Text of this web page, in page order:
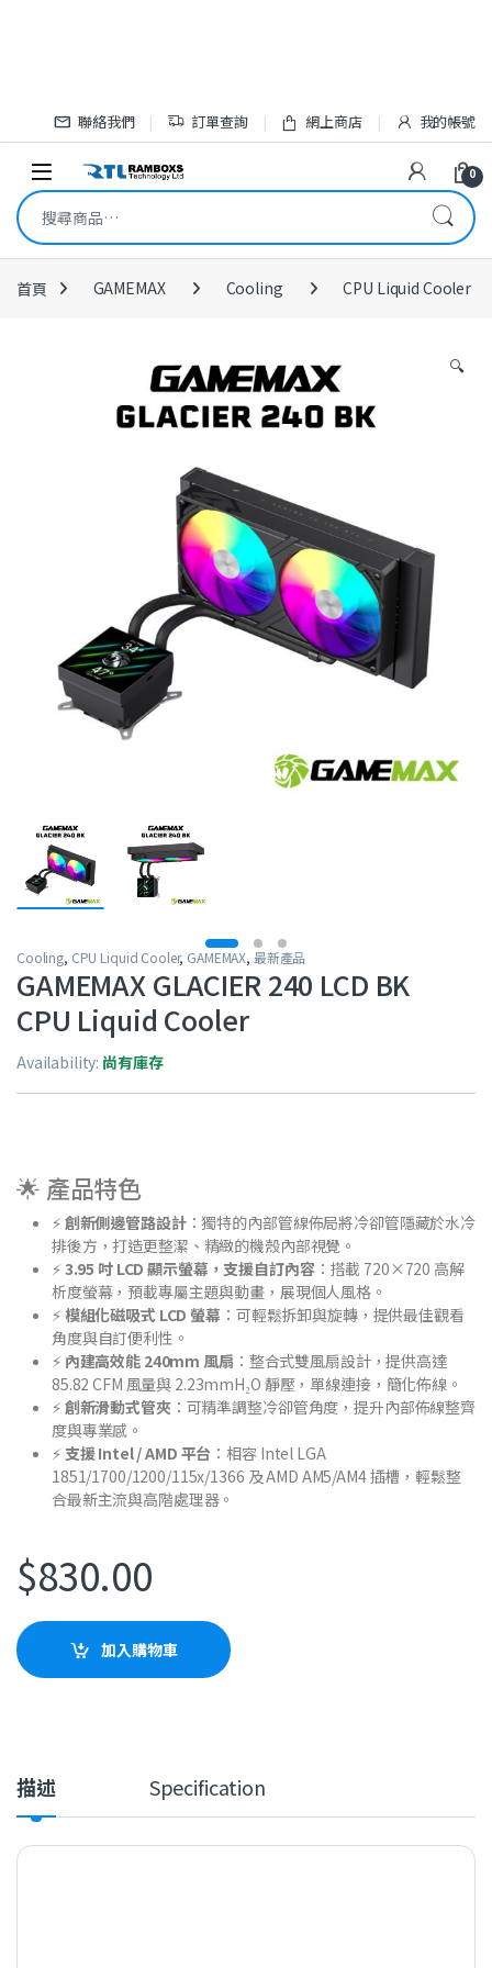
Skip to navigation
Skip to content
聯絡我們 訂單查詢 網上商店 我的帳號
Open 0
搜尋關鍵字:
首頁 GAMEMAX Cooling CPU Liquid Cooler
🔍
Cooling, CPU Liquid Cooler, GAMEMAX, 最新產品
GAMEMAX GLACIER 240 LCD BK
CPU Liquid Cooler
Availability: 尚有庫存
🌟 產品特色
⚡ 創新側邊管路設計：獨特的內部管線佈局將冷卻管隱藏於水冷
排後方，打造更整潔、精緻的機殼內部視覺。
⚡ 3.95 吋 LCD 顯示螢幕，支援自訂內容 ：搭載 720×720 高解
析度螢幕，預載專屬主題與動畫，展現個人風格。
⚡ 模組化磁吸式 LCD 螢幕 ：可輕鬆拆卸與旋轉，提供最佳觀看
角度與自訂便利性。
⚡ 內建高效能 240mm 風扇 ：整合式雙風扇設計，提供高達
85.82 CFM 風量與 2.23mmH₂O 靜壓，單線連接，簡化佈線。
⚡ 創新滑動式管夾：可精準調整冷卻管角度，提升內部佈線整齊
度與專業感。
⚡ 支援 Intel / AMD 平台 ：相容 Intel LGA
1851/1700/1200/115x/1366 及 AMD AM5/AM4 插槽，輕鬆整
合最新主流與高階處理器。
$830.00
加入購物車
描述 Specification